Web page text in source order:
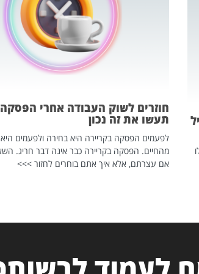
חוזרים לשוק העבודה אחרי
תעשו את זה נכון
לפעמים הפסקה בקריירה היא בחירה ולפעמים
מהחיים. הפסקה בקריירה כבר אינה דבר חריג.
אם עצרתם, אלא איך אתם בוחרים לחזור >>>